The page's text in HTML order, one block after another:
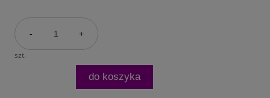
- +
szt.
do koszyka